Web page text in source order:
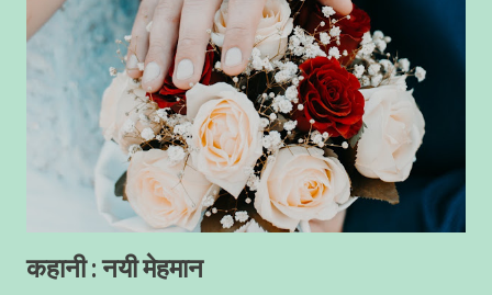
कहानी : नयी मेहमान